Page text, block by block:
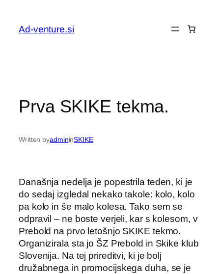
vsebino
Ad-venture.si
Prva SKIKE tekma.
Written byadmininSKIKE
Današnja nedelja je popestrila teden, ki je
do sedaj izgledal nekako takole: kolo, kolo
pa kolo in še malo kolesa. Tako sem se
odpravil – ne boste verjeli, kar s kolesom, v
Prebold na prvo letošnjo SKIKE tekmo.
Organizirala sta jo ŠZ Prebold in Skike klub
Slovenija. Na tej prireditvi, ki je bolj
družabnega in promocijskega duha, se je